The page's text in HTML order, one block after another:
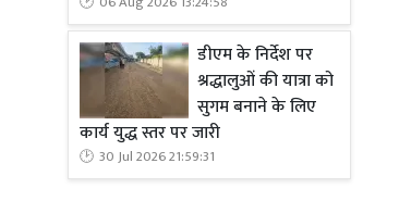
डीएम के निर्देश पर
श्रद्धालुओं की यात्रा को
सुगम बनाने के लिए
कार्य युद्ध स्तर पर जारी
30 Jul 2026 21:59:31